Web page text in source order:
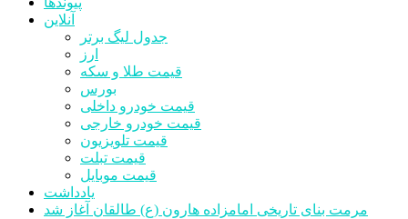
آنلاین
جدول لیگ برتر
ارز
قیمت طلا و سکه
بورس
قیمت خودرو داخلی
قیمت خودرو خارجی
قیمت تلویزیون
قیمت تبلت
قیمت موبایل
یادداشت
مرمت بنای تاریخی امامزاده هارون (ع) طالقان آغاز شد